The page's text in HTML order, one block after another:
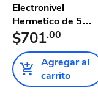
Electronivel
Hermetico de 5
metros
$701.00
Agregar al
carrito